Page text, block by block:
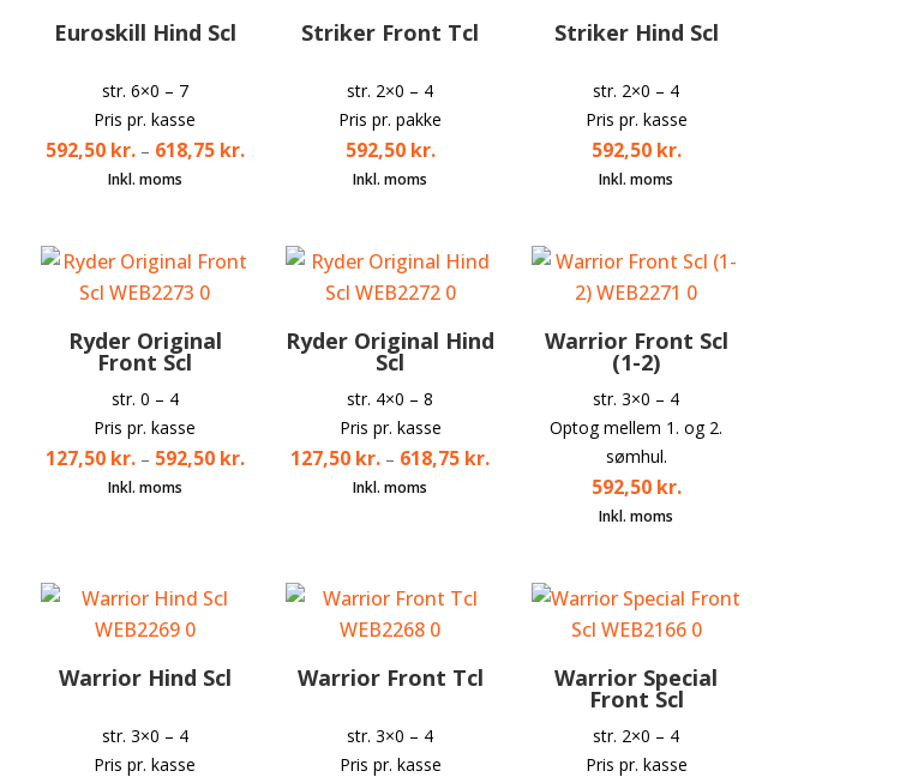
Euroskill Hind Scl
str. 6×0 – 7
Pris pr. kasse
592,50 kr.– 618,75 kr.
Striker Front Tcl
str. 2×0 – 4
Pris pr. pakke
592,50 kr.
Striker Hind Scl
str. 2×0 – 4
Pris pr. kasse
592,50 kr.
Ryder Original
Front Scl
str. 0 – 4
Pris pr. kasse
127,50 kr.– 592,50 kr.
Ryder Original Hind
Scl
str. 4×0 – 8
Pris pr. kasse
127,50 kr. – 618,75 kr.
Warrior Front Scl
(1-2)
str. 3×0 – 4
Optog mellem 1. og 2.
sømhul.
592,50 kr.
Warrior Hind Scl
str. 3×0 – 4
Pris pr. kasse
Warrior Front Tcl
str. 3×0 – 4
Pris pr. kasse
Warrior Special
Front Scl
str. 2×0 – 4
Pris pr. kasse